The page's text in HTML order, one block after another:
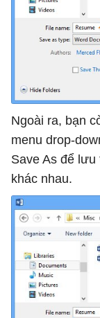
Ngoài ra, bạn
menu drop-
Save As để lưu
khác nhau.